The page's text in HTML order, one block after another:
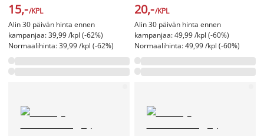
15,-/KPL
Alin 30 päivän hinta ennen
kampanjaa: 39,99 /kpl (-62%)
Normaalihinta: 39,99 /kpl (-62%)
20,-/KPL
Alin 30 päivän hinta ennen
kampanjaa: 49,99 /kpl (-60%)
Normaalihinta: 49,99 /kpl (-60%)